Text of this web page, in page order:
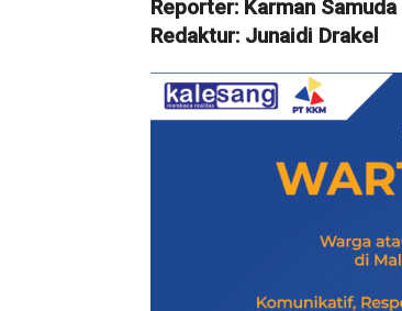
Reporter: Karman Samuda
Redaktur: Junaidi Drakel